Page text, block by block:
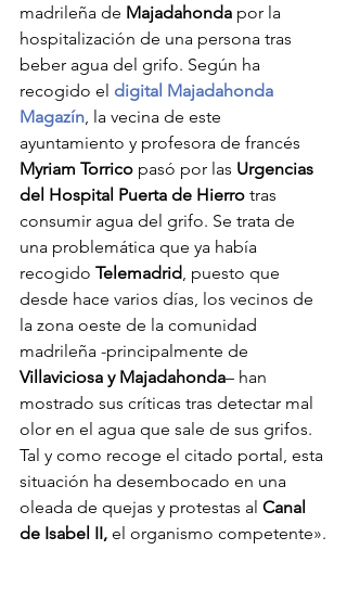
madrileña de Majadahonda por la
hospitalización de una persona tras
beber agua del grifo. Según ha
recogido el digital Majadahonda
Magazín, la vecina de este
ayuntamiento y profesora de francés
Myriam Torrico pasó por las Urgencias
del Hospital Puerta de Hierro tras
consumir agua del grifo. Se trata de
una problemática que ya había
recogido Telemadrid, puesto que
desde hace varios días, los vecinos de
la zona oeste de la comunidad
madrileña -principalmente de
Villaviciosa y Majadahonda– han
mostrado sus críticas tras detectar mal
olor en el agua que sale de sus grifos.
Tal y como recoge el citado portal, esta
situación ha desembocado en una
oleada de quejas y protestas al Canal
de Isabel II, el organismo competente».